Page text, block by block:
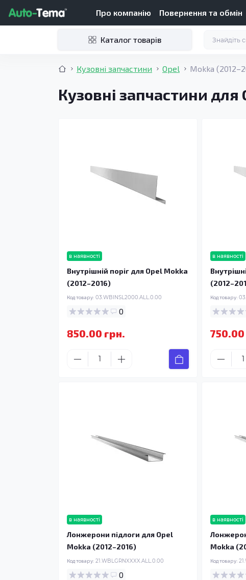
Про компанію Повернення та обмін
Каталог товарів
Кузовні запчастини Opel Mokka
Кузовні запчастини для
в наявності
Внутрішній поріг для Opel Mokka
(2012–2016)
Код товару: 03.WBINSL2000.ALL.0.00
0
850.00 грн.
в наявності
Код товару:
750.00
в наявності
Лонжерони підлоги для Opel
Mokka (2012–2016)
Код товару: 21.WBLGRNXXXX.ALL.0.00
0
в наявності
Mokka
Код товару: